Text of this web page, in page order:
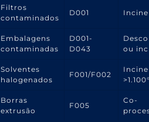
Filtros
contaminados
D001
Embalagens
contaminadas
D001-
D043
ou
Solventes
halogenados
F001/F002
Borras
extrusão
F005
Co-